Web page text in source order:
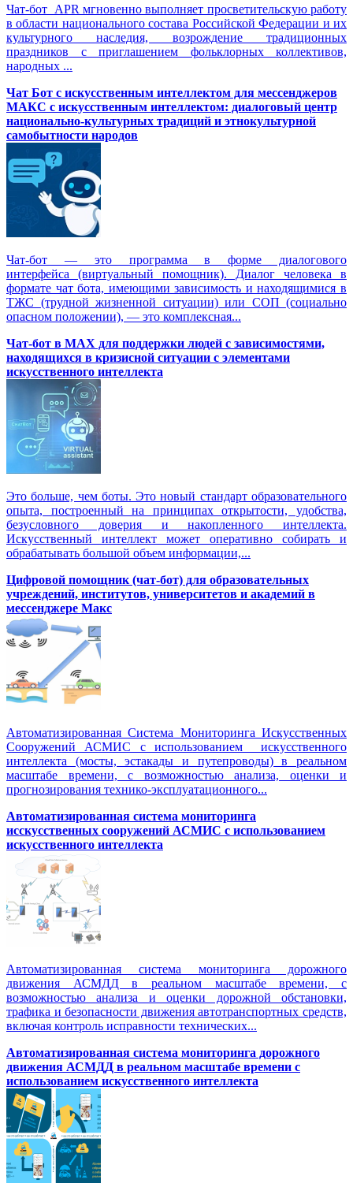
Чат-бот APR мгновенно выполняет просветительскую работу
в области национального состава Российской Федерации и их
культурного наследия, возрождение традиционных
праздников с приглашением фольклорных коллективов,
народных ...
Чат Бот с искусственным интеллектом для мессенджеров
МАКС с искусственным интеллектом: диалоговый центр
национально-культурных традиций и этнокультурной
самобытности народов
Чат-бот — это программа в форме диалогового
интерфейса (виртуальный помощник). Диалог человека в
формате чат бота, имеющими зависимость и находящимися в
ТЖС (трудной жизненной ситуации) или СОП (социально
опасном положении), — это комплексная...
Чат-бот в MAX для поддержки людей с зависимостями,
находящихся в кризисной ситуации с элементами
искусственного интеллекта
Это больше, чем боты. Это новый стандарт образовательного
опыта, построенный на принципах открытости, удобства,
безусловного доверия и накопленного интеллекта.
Искусственный интеллект может оперативно собирать и
обрабатывать большой объем информации,...
Цифровой помощник (чат-бот) для образовательных
учреждений, институтов, университетов и академий в
мессенджере Макс
Автоматизированная Система Мониторинга Искусственных
Сооружений АСМИС с использованием искусственного
интеллекта (мосты, эстакады и путепроводы) в реальном
масштабе времени, с возможностью анализа, оценки и
прогнозирования технико-эксплуатационного...
Автоматизированная система мониторинга
исскусственных сооружений АСМИС с использованием
искусственного интеллекта
Автоматизированная система мониторинга дорожного
движения АСМДД в реальном масштабе времени, с
возможностью анализа и оценки дорожной обстановки,
трафика и безопасности движения автотранспортных средств,
включая контроль исправности технических...
Автоматизированная cистема мониторинга дорожного
движения АСМДД в реальном масштабе времени с
использованием искусственного интеллекта